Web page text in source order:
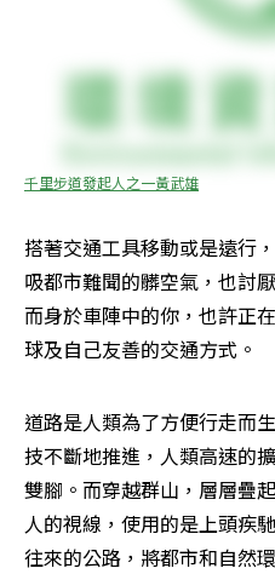
千里步道發起人之一黃武雄
搭著交通工具移動或是遠行
吸都市難聞的髒空氣，也討
而身於車陣中的你，也許正
球及自己友善的交通方式。
道路是人類為了方便行走而
技不斷地推進，人類高速的
雙腳。而穿越群山，層層疊
人的視線，使用的是上頭疾
往來的公路，將都市和自然